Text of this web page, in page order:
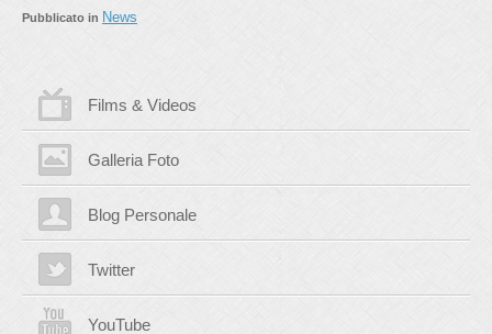
Pubblicato in News
Films & Videos
Galleria Foto
Blog Personale
Twitter
YouTube